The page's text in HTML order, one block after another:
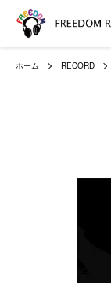
ホーム RECORD